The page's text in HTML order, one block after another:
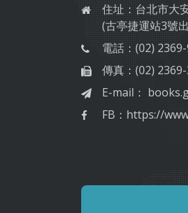
住址：台北市大
(古亭捷運站3號
電話： (02)
傳真： (02)
E-mail：
FB： https://